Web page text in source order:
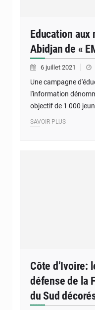
Education aux
Abidjan de «
6 juillet 2021
Une campagne
l'information
objectif de 1 000
SAVOIR PLUS
Côte d’Ivoire:
défense de la
du Sud